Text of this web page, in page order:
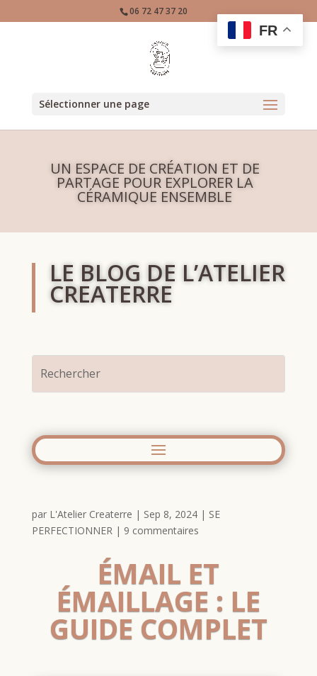
06 72 47 37 20
Sélectionner une page
UN ESPACE DE CRÉATION ET DE
PARTAGE POUR EXPLORER LA
CÉRAMIQUE ENSEMBLE
LE BLOG DE L’ATELIER
CREATERRE
par L'Atelier Createrre | Sep 8, 2024| SE
PERFECTIONNER| 9 commentaires
ÉMAIL ET
ÉMAILLAGE : LE
GUIDE COMPLET
FR